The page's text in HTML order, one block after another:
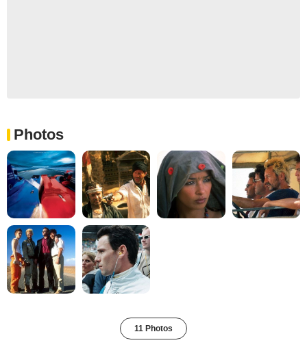
Photos
11 Photos